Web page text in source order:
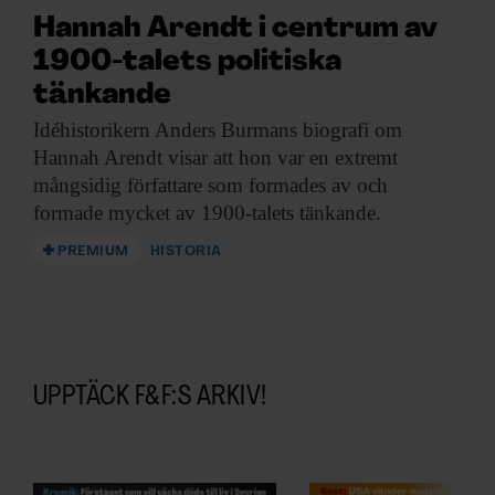
upp.
F&F I DIN MEJLBOX!
Håll dig uppdaterad med
F&F:s nyhetsbrev!
Hannah Arendt i centrum av
1900-talets politiska
tänkande
Idéhistorikern Anders Burmans biografi om
Hannah Arendt visar att hon var en extremt
mångsidig författare som formades av och
formade mycket av 1900-talets tänkande.
PREMIUM HISTORIA
UPPTÄCK F&F:S ARKIV!